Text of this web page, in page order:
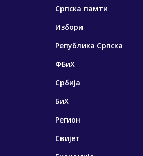
Српска памти
Избори
Република Српска
ФБиХ
Србија
БиХ
Регион
Свијет